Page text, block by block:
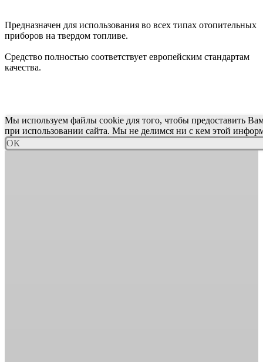
Предназначен для использования во всех типах отопительных
приборов на твердом топливе.
Средство полностью соответствует европейским стандартам
качества.
Мы используем файлы cookie для того, чтобы предоставить
при использовании сайта. Мы не делимся ни с кем этой
ОК